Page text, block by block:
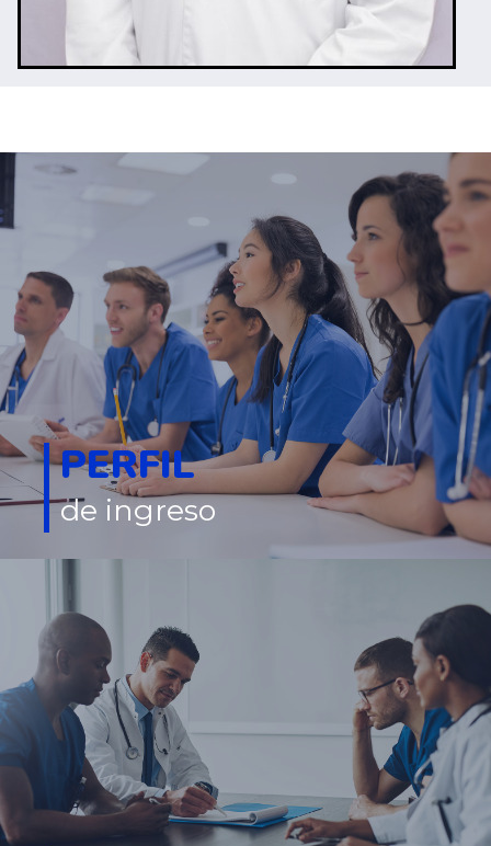
PERFIL
de ingreso